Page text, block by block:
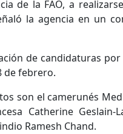
de la FAO, a
la agencia en un
de candidaturas
de febrero.
son el camerunés
Catherine Geslain-
Ramesh Chand.